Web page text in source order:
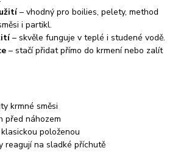
– vhodný pro boilies, pelety, method
i partikl.
– skvěle funguje v teplé i studené vodě.
– stačí přidat přímo do krmení nebo zalít
krmné směsi
před náhozem
položenou
reagují na sladké příchutě